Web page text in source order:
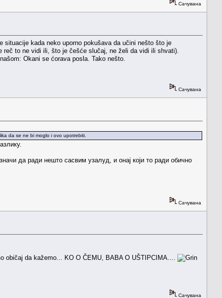
Сачувана
kada neko uporno pokušava da učini nešto što je
to ne vidi ili, što je češće slučaj, ne želi da vidi ili shvati).
Okani se ćorava posla. Tako nešto.
Сачувана
da se ne bi moglo i ovo upotrebiti.
да ради нешто сасвим узалуд, и онај који то ради обично
Сачувана
običaj da kažemo... KO O ČEMU, BABA O UŠTIPCIMA....
Сачувана